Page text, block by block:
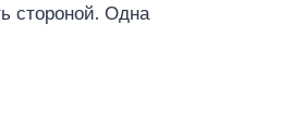
стороной. Одна